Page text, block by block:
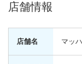
店舗情報
店舗名 マッ